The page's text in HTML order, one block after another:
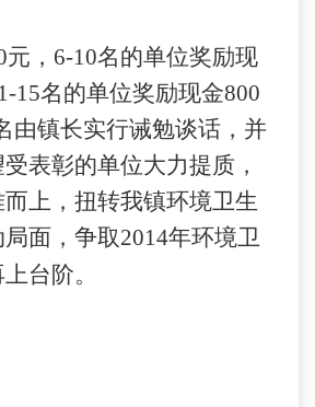
元， 6-10名的单位奖励现
15名的单位奖励现金800
由镇长实行诫勉谈话，并
表彰的单位大力提质，
上，扭转我镇环境卫生
面，争取2014年环境卫
台阶。